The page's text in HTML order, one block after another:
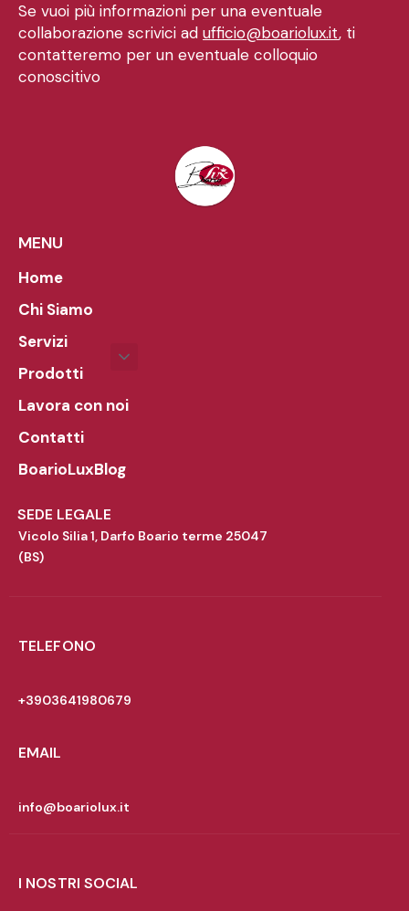
Se vuoi più informazioni per una eventuale
collaborazione scrivici ad ufficio@boariolux.it, ti
contatteremo per un eventuale colloquio
conoscitivo
MENU
Home
Chi Siamo
Servizi
Prodotti
Lavora con noi
Contatti
BoarioLuxBlog
SEDE LEGALE
Vicolo Silia 1, Darfo Boario terme 25047
(BS)
TELEFONO
+3903641980679
EMAIL
info@boariolux.it
I NOSTRI SOCIAL